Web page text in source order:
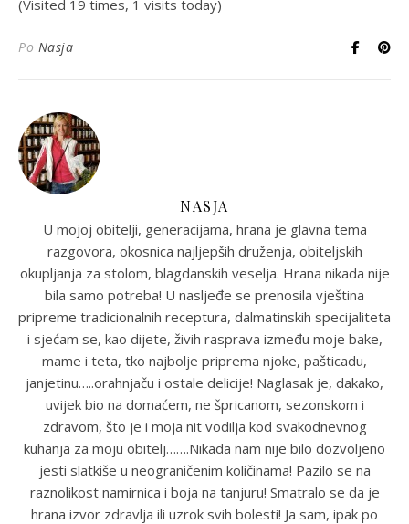
(Visited 19 times, 1 visits today)
Po Nasja
NASJA
U mojoj obitelji, generacijama, hrana je glavna tema
razgovora, okosnica najljepših druženja, obiteljskih
okupljanja za stolom, blagdanskih veselja. Hrana nikada nije
bila samo potreba! U nasljeđe se prenosila vještina
pripreme tradicionalnih receptura, dalmatinskih specijaliteta
i sjećam se, kao dijete, živih rasprava između moje bake,
mame i teta, tko najbolje priprema njoke, pašticadu,
janjetinu…..orahnjaču i ostale delicije! Naglasak je, dakako,
uvijek bio na domaćem, ne špricanom, sezonskom i
zdravom, što je i moja nit vodilja kod svakodnevnog
kuhanja za moju obitelj…….Nikada nam nije bilo dozvoljeno
jesti slatkiše u neograničenim količinama! Pazilo se na
raznolikost namirnica i boja na tanjuru! Smatralo se da je
hrana izvor zdravlja ili uzrok svih bolesti! Ja sam, ipak po